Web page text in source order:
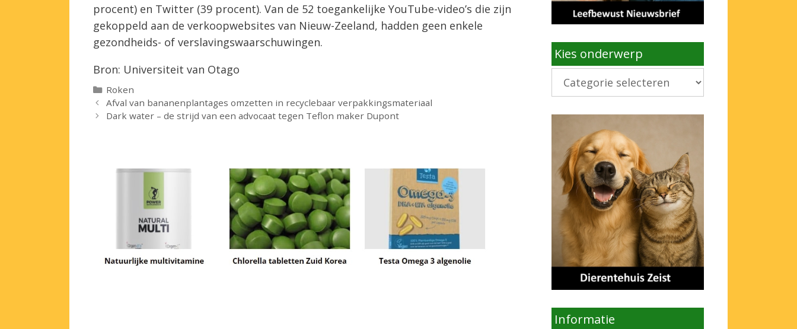
procent) en Twitter (39 procent). Van de 52 toegankelijke YouTube-video’s die zijn
gekoppeld aan de verkoopwebsites van Nieuw-Zeeland, hadden geen enkele
gezondheids- of verslavingswaarschuwingen.
Bron: Universiteit van Otago
Categorieën
Roken
Afval van bananenplantages omzetten in recyclebaar verpakkingsmateriaal
Dark water – de strijd van een advocaat tegen Teflon maker Dupont
Kies onderwerp
Kies
onderwerp
Informatie